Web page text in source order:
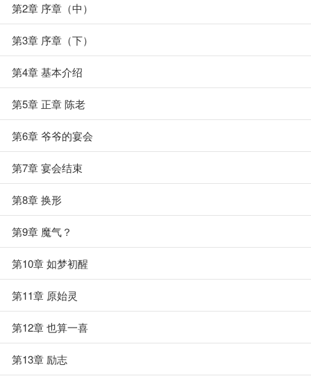
第2章 序章（中）
第3章 序章（下）
第4章 基本介绍
第5章 正章 陈老
第6章 爷爷的宴会
第7章 宴会结束
第8章 换形
第9章 魔气？
第10章 如梦初醒
第11章 原始灵
第12章 也算一喜
第13章 励志